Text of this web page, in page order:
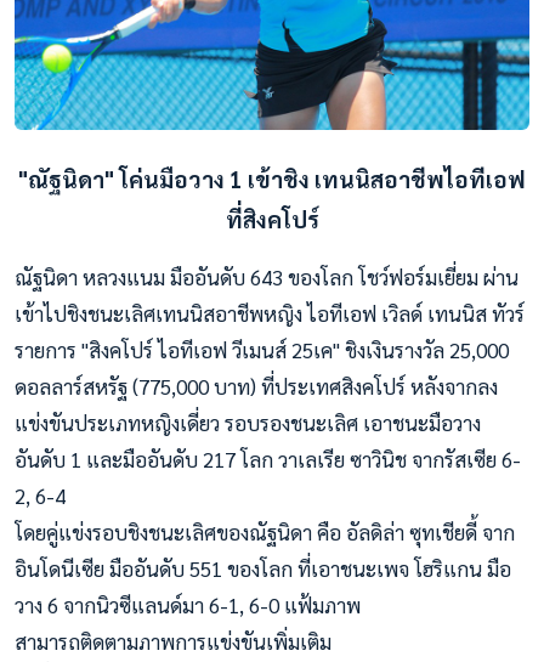
"ณัฐนิดา" โค่นมือวาง 1 เข้าชิง เทนนิสอาชีพไอทีเอฟ
ที่สิงคโปร์
ณัฐนิดา หลวงแนม มืออันดับ 643 ของโลก โชว์ฟอร์มเยี่ยม ผ่าน
เข้าไปชิงชนะเลิศเทนนิสอาชีพหญิง ไอทีเอฟ เวิลด์ เทนนิส ทัวร์
รายการ "สิงคโปร์ ไอทีเอฟ วีเมนส์ 25เค" ชิงเงินรางวัล 25,000
ดอลลาร์สหรัฐ (775,000 บาท) ที่ประเทศสิงคโปร์ หลังจากลง
แข่งขันประเภทหญิงเดี่ยว รอบรองชนะเลิศ เอาชนะมือวาง
อันดับ 1 และมืออันดับ 217 โลก วาเลเรีย ซาวินิช จากรัสเซีย 6-
2, 6-4
โดยคู่แข่งรอบชิงชนะเลิศของณัฐนิดา คือ อัลดิล่า ซุทเชียดี้ จาก
อินโดนีเซีย มืออันดับ 551 ของโลก ที่เอาชนะเพจ โฮริแกน มือ
วาง 6 จากนิวซีแลนด์มา 6-1, 6-0 แฟ้มภาพ
สามารถติดตามภาพการแข่งขันเพิ่มเติม